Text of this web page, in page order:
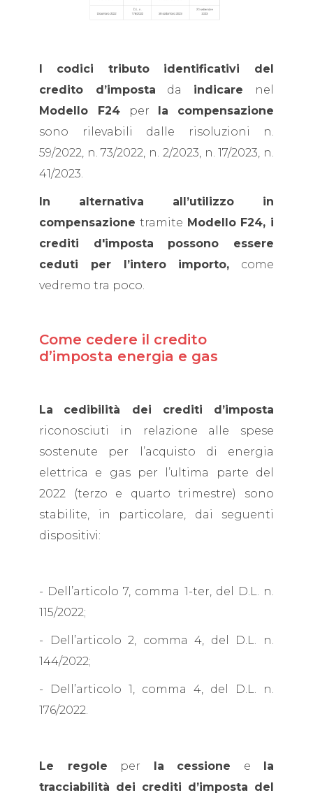
codici tributo identificativi del
credito d’imposta da indicare
nel
Modello F24per la
compensazione
sono rilevabili dalle risoluzioni n.
59/2022, n. 73/2022, n. 2/2023, n. 17/2023, n.
41/2023.
In alternativa all’utilizzo in
compensazione tramite Modello F24, i
crediti d'imposta possono essere
ceduti per l’intero importo, come
vedremo tra poco.
Come cedere il credito
d’imposta energia e gas
La
cedibilità dei crediti d’imposta
riconosciuti in relazione alle spese
sostenute per l’acquisto di energia
elettrica e gas per l’ultima parte del
2022 (terzo e quarto trimestre) sono
stabilite, in particolare, dai seguenti
dispositivi:
- Dell’articolo 7, comma 1-ter, del D.L. n.
115/2022;
- Dell’articolo 2, comma 4, del D.L. n.
144/2022;
- Dell’articolo 1, comma 4, del D.L. n.
176/2022.
Le regole per la cessione e
la
tracciabilità dei crediti d’imposta del